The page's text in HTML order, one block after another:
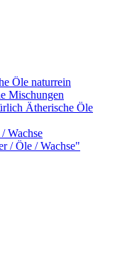
Öle naturrein
Mischungen
Ätherische Öle
Wachse
/ Öle / Wachse"